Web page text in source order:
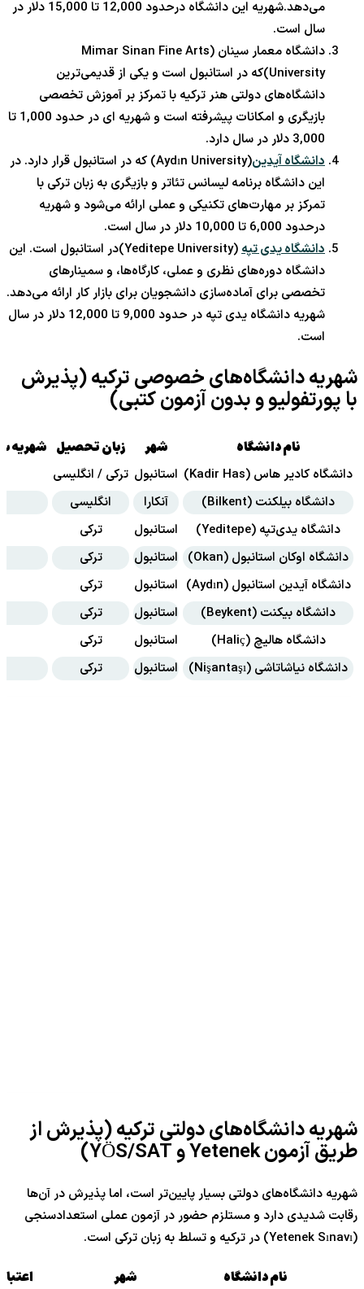
می‌دهد.شهریه این دانشگاه درحدود 12,000 تا 15,000 دلار در
سال است.
دانشگاه معمار سینان (Mimar Sinan Fine Arts
University)که در استانبول است و یکی از قدیمی‌ترین
دانشگاه‌های دولتی هنر ترکیه با تمرکز بر آموزش تخصصی
بازیگری و امکانات پیشرفته است و شهریه ای در حدود 1,000 تا
3,000 دلار در سال دارد.
دانشگاه آیدین
(Aydın University) که در استانبول قرار دارد. در
این دانشگاه برنامه لیسانس تئاتر و بازیگری به زبان ترکی با
تمرکز بر مهارت‌های تکنیکی و عملی ارائه می‌شود و شهریه
درحدود 6,000 تا 10,000 دلار در سال است.
دانشگاه یدی تپه
(Yeditepe University)در استانبول است. این
دانشگاه دوره‌های نظری و عملی، کارگاه‌ها، و سمینارهای
تخصصی برای آماده‌سازی دانشجویان برای بازار کار ارائه می‌دهد.
شهریه دانشگاه یدی تپه در حدود 9,000 تا 12,000 دلار در سال
است.
شهریه دانشگاه‌های خصوصی ترکیه (پذیرش
با پورتفولیو و بدون آزمون کتبی)
نام دانشگاه شهر زبان تحصیل شهریه
دانشگاه کادیر هاس (Kadir Has) استانبول ترکی / انگلیسی
دانشگاه بیلکنت (Bilkent)
آنکارا
انگلیسی
دانشگاه یدی‌تپه (Yeditepe)
استانبول
ترکی
دانشگاه اوکان استانبول (Okan)
استانبول
ترکی
دانشگاه آیدین استانبول (Aydın)
استانبول
ترکی
دانشگاه بیکنت (Beykent)
استانبول
ترکی
دانشگاه هالیچ (Haliç)
استانبول
ترکی
دانشگاه نیاشاتاشی (Nişantaşı)
استانبول ترکی
شهریه دانشگاه‌های دولتی ترکیه (پذیرش از
طریق آزمون Yetenek و YÖS/SAT)
شهریه دانشگاه‌های دولتی بسیار پایین‌تر است، اما پذیرش در آن‌ها
رقابت شدیدی دارد و مستلزم حضور در آزمون عملی استعدادسنجی
(Yetenek Sınavı) در ترکیه و تسلط به زبان ترکی است.
نام دانشگاه شهر